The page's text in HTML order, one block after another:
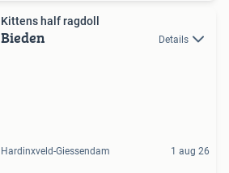
Kittens half ragdoll
Bieden Details
Hardinxveld-Giessendam 1 aug 26